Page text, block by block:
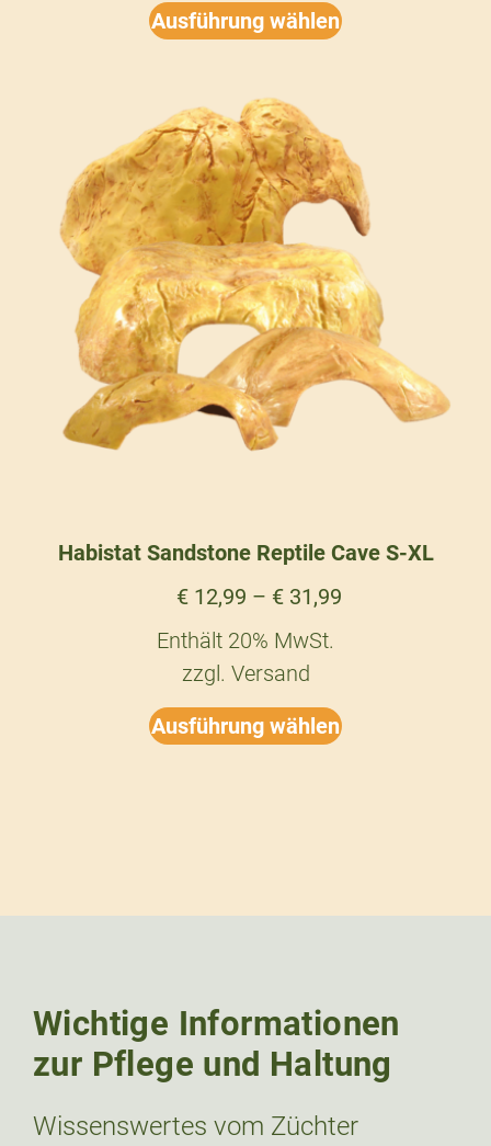
Ausführung wählen
Habistat Sandstone Reptile Cave S-XL
€ 12,99 – € 31,99
Enthält 20% MwSt.
zzgl. Versand
Ausführung wählen
Wichtige Informationen
zur Pflege und Haltung
Wissenswertes vom Züchter